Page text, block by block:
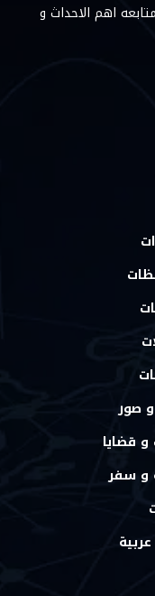
اهم الاحداث و
و صور
قضايا
و سفر